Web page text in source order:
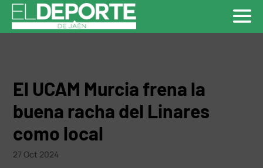
El UCAM Murcia frena la
buena racha del Linares
como local
27 Oct 2024